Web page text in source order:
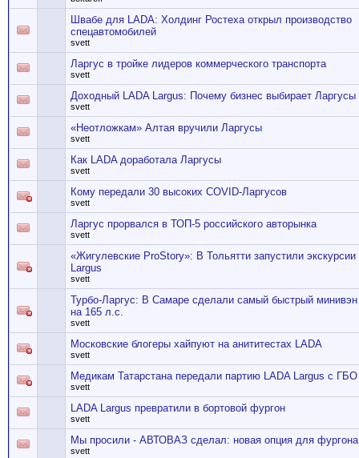
Швабе для LADA: Холдинг Ростеха открыл производство
спецавтомобилей
svett
Ларгус в тройке лидеров коммерческого транспорта
svett
Доходный LADA Largus: Почему бизнес выбирает Ларгусы
svett
«Неотложкам» Алтая вручили Ларгусы
svett
Как LADA доработала Ларгусы
svett
Кому передали 30 высоких COVID-Ларгусов
svett
Ларгус прорвался в ТОП-5 российского авторынка
svett
«Жигулевские ProStory»: В Тольятти запустили экскурсии
Largus
svett
Турбо-Ларгус: В Самаре сделали самый быстрый минивэн
на 165 л.с.
svett
Московские блогеры хайпуют на анититестах LADA
svett
Медикам Татарстана передали партию LADA Largus с ГБО
svett
LADA Largus превратили в бортовой фургон
svett
Мы просили - АВТОВАЗ сделал: новая опция для фургона
svett